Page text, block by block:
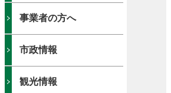
事業者の方へ
市政情報
観光情報